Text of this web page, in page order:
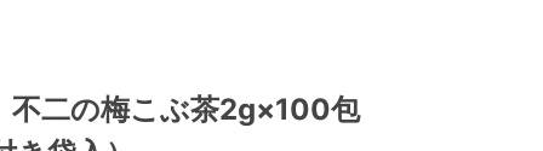
不二の梅こぶ茶2g×100包